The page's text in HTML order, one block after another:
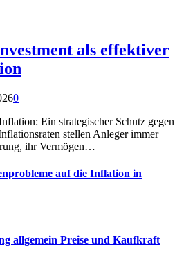
als effektiver
0
Ein strategischer Schutz gegen
stellen Anleger immer
ihr Vermögen…
auf die Inflation in
allgemein Preise und Kaufkraft